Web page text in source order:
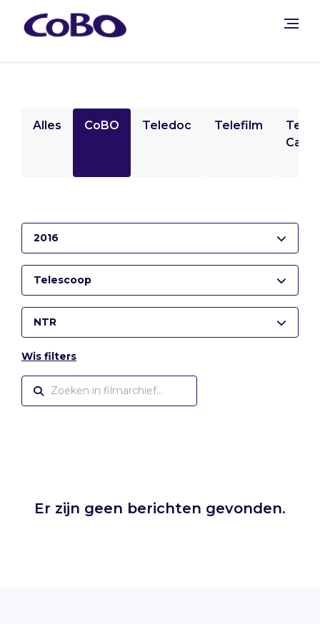
Alles CoBO Teledoc Telefilm
2016
Telescoop
NTR
Wis filters
Er zijn geen berichten gevonden.